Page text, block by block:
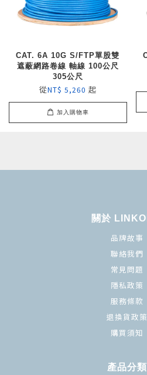
CAT. 6A 10G S/FTP單股雙
遮蔽網路卷線 軸線 100公尺
305公尺
從NT$ 5,260 起
加入購物車
關於
品牌故事
聯絡我們
常見問題
隱私政策
服務條款
退換貨政策
購買須知
產品分類